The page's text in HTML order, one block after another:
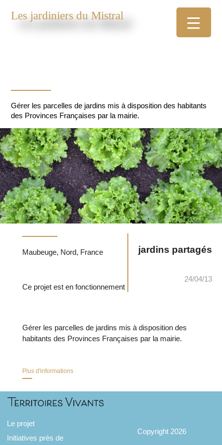
Les jardiniers du Mistral
Gérer les parcelles de jardins mis à disposition des habitants
des Provinces Françaises par la mairie.
24/04/13
jardins partagés
Maubeuge, Nord, France
Ce projet est en fonctionnement
Gérer les parcelles de jardins mis à disposition des
habitants des Provinces Françaises par la mairie.
Plus d'informations
Le projet
Initiatives près de
Copyright 2026